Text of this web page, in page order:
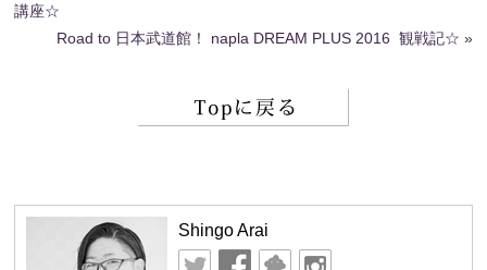
講座☆
Road to 日本武道館！ napla DREAM PLUS 2016 観戦記☆ »
Shingo Arai